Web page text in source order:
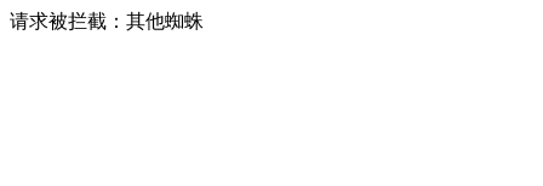
请求被拦截：其他蜘蛛